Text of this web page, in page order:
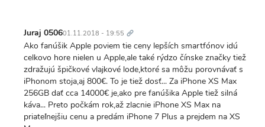
Juraj 050601.11.2018 - 19:55 odkaz
Ako fanúšik Apple poviem tie ceny lepších smartfónov idú
celkovo hore nielen u Apple,ale také rýdzo čínske značky tiež
zdražujú špičkové vlajkové lode,ktoré sa môžu porovnávať s
iPhonom stoja,aj 800€. To je tiež dosť... Za iPhone XS Max
256GB dať cca 14000€ je,ako pre fanúšika Apple tiež silná
káva... Preto počkám rok,až zlacnie iPhone XS Max na
priateľnejšiu cenu a predám iPhone 7 Plus a prejdem na XS